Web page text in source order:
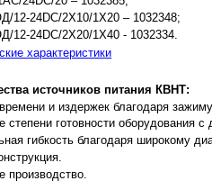
12-24DC/2X10/1X20 – 1032348;
12-24DC/2X20/1X40 - 1032334.
характеристики
источников питания КВНТ:
и издержек благодаря
степени готовности оборудования
гибкость благодаря широкому
производство.